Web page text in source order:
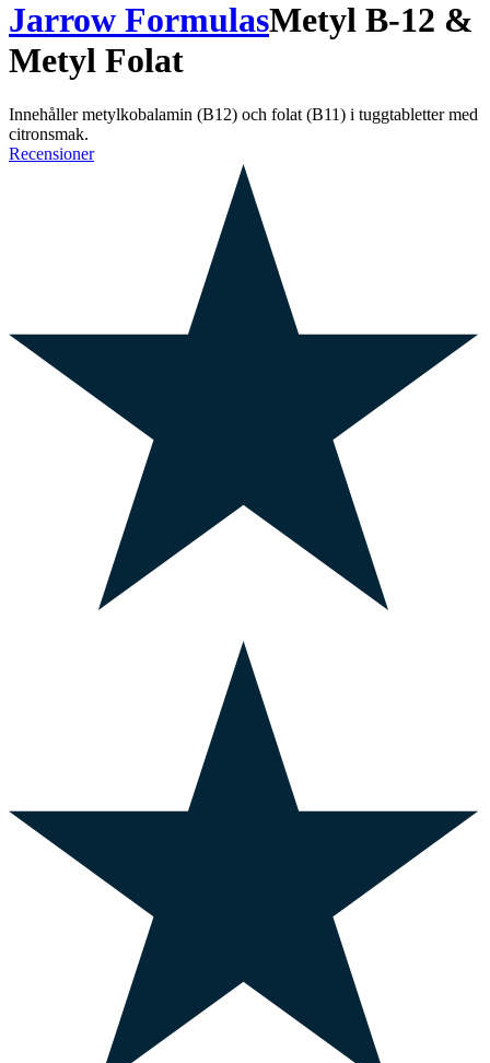
Jarrow FormulasMetyl B-12 &
Metyl Folat
Innehåller metylkobalamin (B12) och folat (B11) i tuggtabletter med
citronsmak.
Recensioner